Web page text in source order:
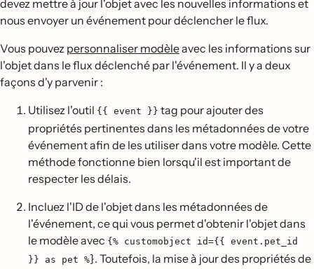
devez mettre à jour l'objet avec les nouvelles informations et
nous envoyer un événement pour déclencher le flux.
Vous pouvez personnaliser modèleavec les informations sur
l'objet dans le flux déclenché par l'événement. Il y a deux
façons d'y parvenir :
Utilisez l'outil {{ event }} tag pour ajouter des
propriétés pertinentes dans les métadonnées de votre
événement afin de les utiliser dans votre modèle. Cette
méthode fonctionne bien lorsqu'il est important de
respecter les délais.
Incluez l'ID de l'objet dans les métadonnées de
l'événement, ce qui vous permet d'obtenir l'objet dans
le modèle avec {% customobject id={{ event.pet_id
}} as pet %}. Toutefois, la mise à jour des propriétés de